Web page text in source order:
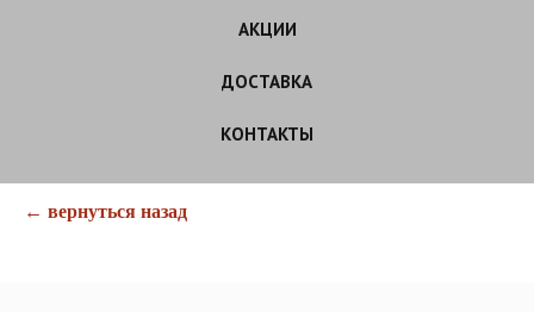
АКЦИИ
ДОСТАВКА
КОНТАКТЫ
← вернуться назад